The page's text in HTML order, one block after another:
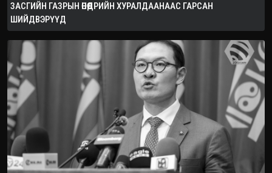
ЗАСГИЙН ГАЗРЫН ӨНӨӨДРИЙН ХУРАЛДААНААС ГАРСАН
ШИЙДВЭРҮҮД